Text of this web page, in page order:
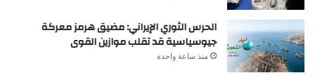
الحرس الثوري الإيراني: مضيق هرمز معركة
جيوسياسية قد تقلب موازين القوى
منذ ساعة واحدة